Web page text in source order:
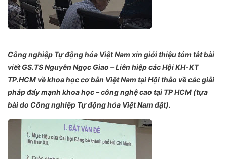
Công nghiệp Tự động hóa Việt Nam xin giới thiệu tóm tắt bài
viết GS.TS Nguyễn Ngọc Giao – Liên hiệp các Hội KH-KT
TP.HCM về khoa học cơ bản Việt Nam tại Hội thảo về các giải
pháp đẩy mạnh khoa học – công nghệ cao tại TP HCM (tựa
bài do Công nghiệp Tự động hóa Việt Nam đặt).